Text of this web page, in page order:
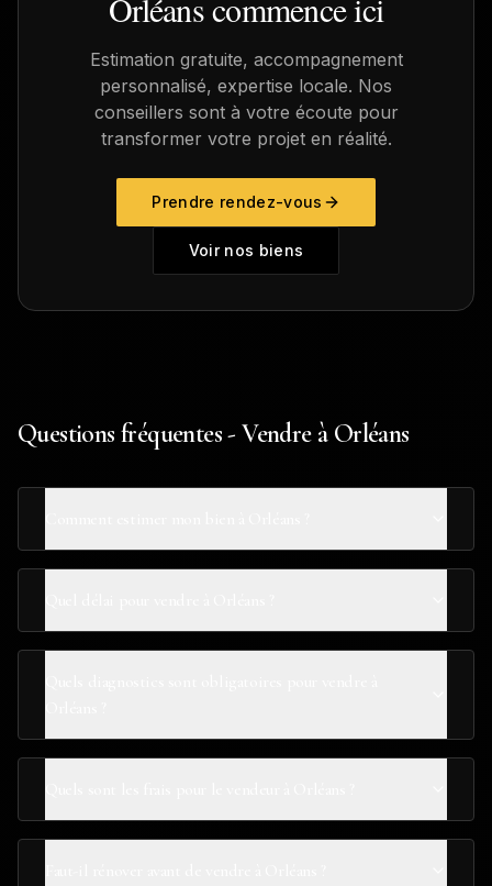
Orléanscommence ici
Estimation gratuite, accompagnement
personnalisé, expertise locale. Nos
conseillers sont à votre écoute pour
transformer votre projet en réalité.
Prendre rendez-vous
Voir nos biens
Questions fréquentes - Vendre à Orléans